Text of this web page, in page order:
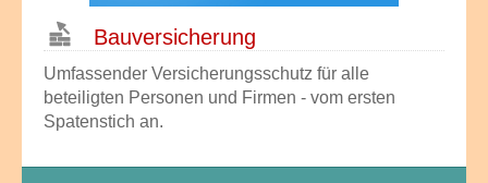
Bau­versicherung
Umfassender Versicherungsschutz für alle
beteiligten Personen und Firmen - vom ersten
Spatenstich an.